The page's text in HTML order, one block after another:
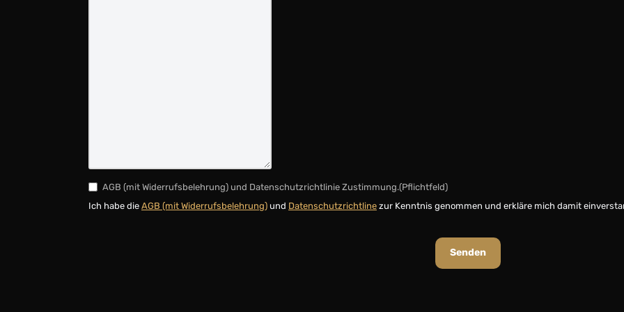
AGB (mit Widerrufsbelehrung) und Datenschutzrichtlinie Zustimmung.(Pflichtfeld)
Ich habe die AGB (mit Widerrufsbelehrung) und Datenschutzrichtline zur Kenntnis genommen und erkläre mich damit
Senden